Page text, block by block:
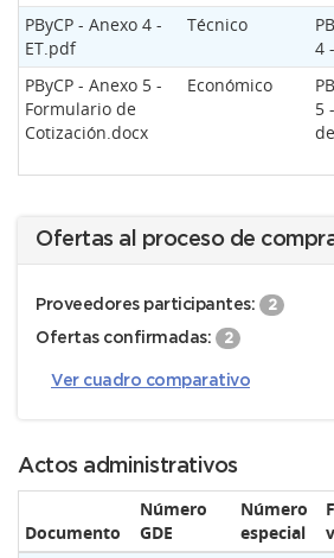
PByCP - Anexo 4 -
ET.pdf
Técnico
4
PByCP - Anexo 5 -
Formulario de
Cotización.docx
Económico
5
Ofertas al proceso de
Proveedores participantes: 2
Ofertas confirmadas: 2
Ver cuadro comparativo
Actos administrativos
Documento
Número
GDE
Número
especial